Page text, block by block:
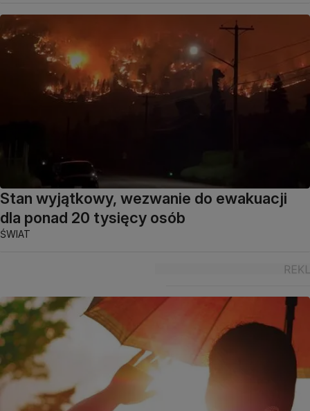
Stan wyjątkowy, wezwanie do ewakuacji
dla ponad 20 tysięcy osób
ŚWIAT